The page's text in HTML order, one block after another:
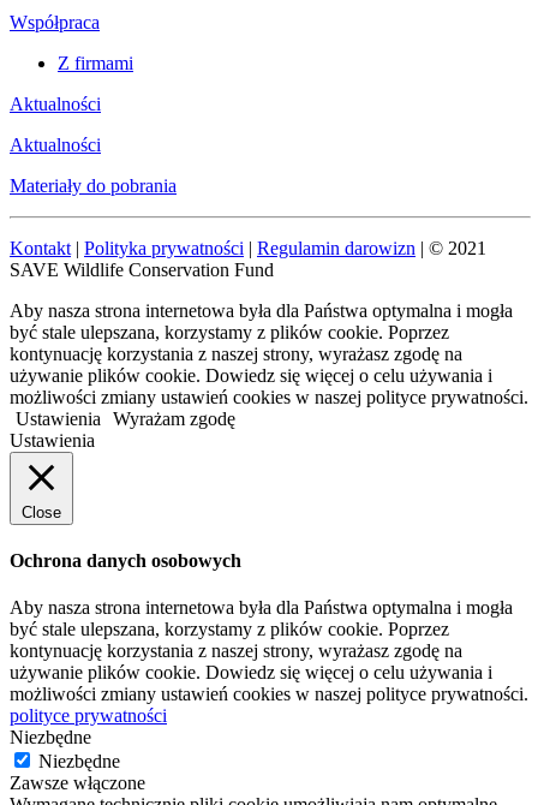
Współpraca
Z firmami
Aktualności
Aktualności
Materiały do pobrania
Kontakt | Polityka prywatności | Regulamin darowizn | © 2021
SAVE Wildlife Conservation Fund
Aby nasza strona internetowa była dla Państwa optymalna i mogła
być stale ulepszana, korzystamy z plików cookie. Poprzez
kontynuację korzystania z naszej strony, wyrażasz zgodę na
używanie plików cookie. Dowiedz się więcej o celu używania i
możliwości zmiany ustawień cookies w naszej polityce prywatności.
Ustawienia
Wyrażam zgodę
Ustawienia
Close
Ochrona danych osobowych
Aby nasza strona internetowa była dla Państwa optymalna i mogła
być stale ulepszana, korzystamy z plików cookie. Poprzez
kontynuację korzystania z naszej strony, wyrażasz zgodę na
używanie plików cookie. Dowiedz się więcej o celu używania i
możliwości zmiany ustawień cookies w naszej polityce prywatności.
polityce prywatności
Niezbędne
Niezbędne
Zawsze włączone